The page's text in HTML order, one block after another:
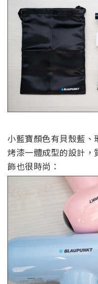
小藍寶顏色有貝殼藍
烤漆一體成型的設計
飾也很時尚：